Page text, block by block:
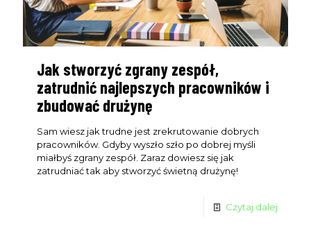
Jak stworzyć zgrany zespół,
zatrudnić najlepszych pracowników i
zbudować drużynę
Sam wiesz jak trudne jest zrekrutowanie dobrych
pracowników. Gdyby wyszło szło po dobrej myśli
miałbyś zgrany zespół. Zaraz dowiesz się jak
zatrudniać tak aby stworzyć świetną drużynę!
Czytaj dalej